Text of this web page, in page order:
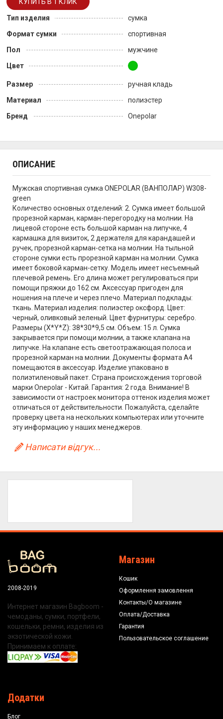
Тип изделия
сумка
Формат сумки
спортивная
Пол
мужчине
Цвет
Размер
ручная кладь
Материал
полиэстер
Бренд
Onepolar
ОПИСАНИЕ
Мужская спортивная сумка ONEPOLAR (ВАНПОЛАР) W308-
green
Количество основных отделений: 2. Сумка имеет большой
прорезной карман, карман-перегородку на молнии. На
лицевой стороне есть большой карман на липучке, 4
кармашка для визиток, 2 держателя для карандашей и
ручек, прорезной карман-сетка на молнии. На тыльной
стороне сумки есть прорезной карман на молнии. Сумка
имеет боковой карман-сетку. Модель имеет несъемный
плечевой ремень. Его длина может регулироваться при
помощи пряжки до 162 см. Аксессуар пригоден для
ношения на плече и через плечо. Материал подклады:
ткань. Материал изделия: полиэстер оксфорд. Цвет:
черный, оливковый зеленый. Цвет фурнитуры: серебро.
Размеры (X*Y*Z): 38*30*9,5 см. Объем: 15 л. Сумка
закрывается при помощи молнии, а также клапана на
липучке. На клапане есть светоотражающая полоса и
прорезной карман на молнии. Документы формата А4
помещаются в аксессуар. Изделие упаковано в
полиэтиленовый пакет. Страна происхождения торговой
марки Onepolar - Китай. Гарантия: 2 года. Внимание! В
зависимости от настроек монитора оттенок изделия может
отличаться от действительности. Пожалуйста, сделайте
проверку цвета на нескольких компьютерах или уточните
эту информацию у наших менеджеров.
Написати відгук...
2008-2019
Интернет магазин Bagboom -
чемоданы, сумки, портфели,
кошельки, ремни, изделия из
экзотической кожи.
Принимаем к оплате:
Магазин
Кошик
Оформлення замовлення
Контакты/О магазине
Оплата/Доставка
Гарантия
Пользовательское соглашение
Додатки
Блог